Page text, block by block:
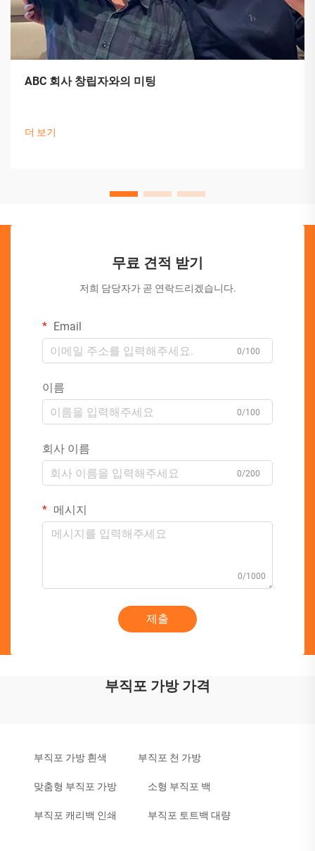
ABC 회사 창립자와의 미팅
더 보기
무료 견적 받기
저희 담당자가 곧 연락드리겠습니다.
Email
0/100
이름
0/100
회사 이름
0/200
메시지
0/1000
제출
부직포 가방 가격
부직포 가방 흰색 부직포 천 가방
맞춤형 부직포 가방 소형 부직포 백
부직포 캐리백 인쇄 부직포 토트백 대량